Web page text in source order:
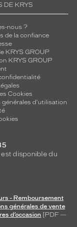
DE KRYS
nous ?
de la confiance
KRYS GROUP
KRYS GROUP
Cookies
d'utilisation
disponible du
- Remboursement
générales de vente
d’occasion [PDF —